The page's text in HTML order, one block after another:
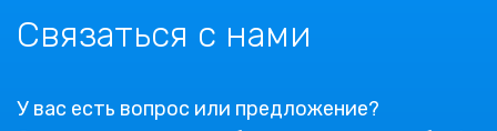
Связаться с нами
У вас есть вопрос или предложение?